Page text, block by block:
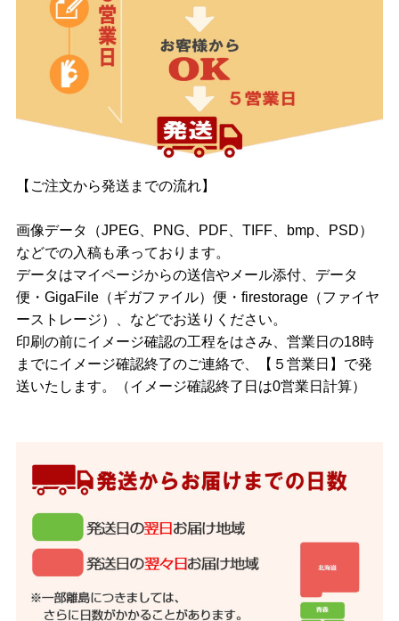
【ご注文から発送までの流れ】
画像データ（JPEG、PNG、PDF、TIFF、bmp、PSD）
などでの入稿も承っております。
データはマイページからの送信やメール添付、データ
便・GigaFile（ギガファイル）便・firestorage（ファイヤ
ーストレージ）、などでお送りください。
印刷の前にイメージ確認の工程をはさみ、営業日の18時
までにイメージ確認終了のご連絡で、【５営業日】で発
送いたします。（イメージ確認終了日は0営業日計算）